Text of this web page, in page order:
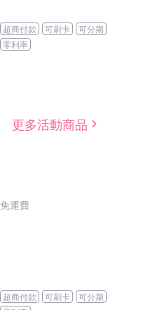
超商付款 可刷卡
可分期
零利率
更多活動商品
免運費
超商付款 可刷卡
可分期